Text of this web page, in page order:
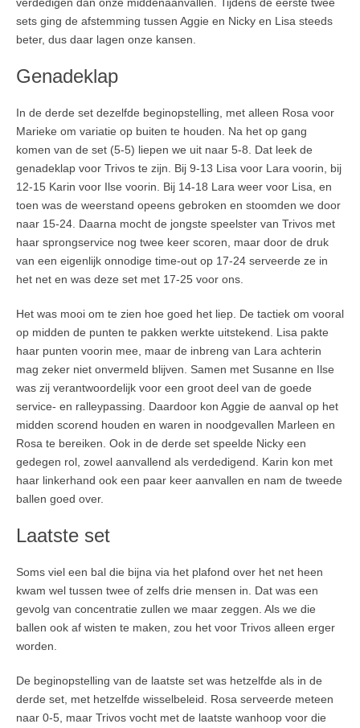
sets ging de afstemming tussen Aggie en Nicky en Lisa steeds
beter, dus daar lagen onze kansen.
Genadeklap
In de derde set dezelfde beginopstelling, met alleen Rosa voor
Marieke om variatie op buiten te houden. Na het op gang
komen van de set (5-5) liepen we uit naar 5-8. Dat leek de
genadeklap voor Trivos te zijn. Bij 9-13 Lisa voor Lara voorin, bij
12-15 Karin voor Ilse voorin. Bij 14-18 Lara weer voor Lisa, en
toen was de weerstand opeens gebroken en stoomden we door
naar 15-24. Daarna mocht de jongste speelster van Trivos met
haar sprongservice nog twee keer scoren, maar door de druk
van een eigenlijk onnodige time-out op 17-24 serveerde ze in
het net en was deze set met 17-25 voor ons.
Het was mooi om te zien hoe goed het liep. De tactiek om vooral
op midden de punten te pakken werkte uitstekend. Lisa pakte
haar punten voorin mee, maar de inbreng van Lara achterin
mag zeker niet onvermeld blijven. Samen met Susanne en Ilse
was zij verantwoordelijk voor een groot deel van de goede
service- en ralleypassing. Daardoor kon Aggie de aanval op het
midden scorend houden en waren in noodgevallen Marleen en
Rosa te bereiken. Ook in de derde set speelde Nicky een
gedegen rol, zowel aanvallend als verdedigend. Karin kon met
haar linkerhand ook een paar keer aanvallen en nam de tweede
ballen goed over.
Laatste set
Soms viel een bal die bijna via het plafond over het net heen
kwam wel tussen twee of zelfs drie mensen in. Dat was een
gevolg van concentratie zullen we maar zeggen. Als we die
ballen ook af wisten te maken, zou het voor Trivos alleen erger
worden.
De beginopstelling van de laatste set was hetzelfde als in de
derde set, met hetzelfde wisselbeleid. Rosa serveerde meteen
naar 0-5, maar Trivos vocht met de laatste wanhoop voor die